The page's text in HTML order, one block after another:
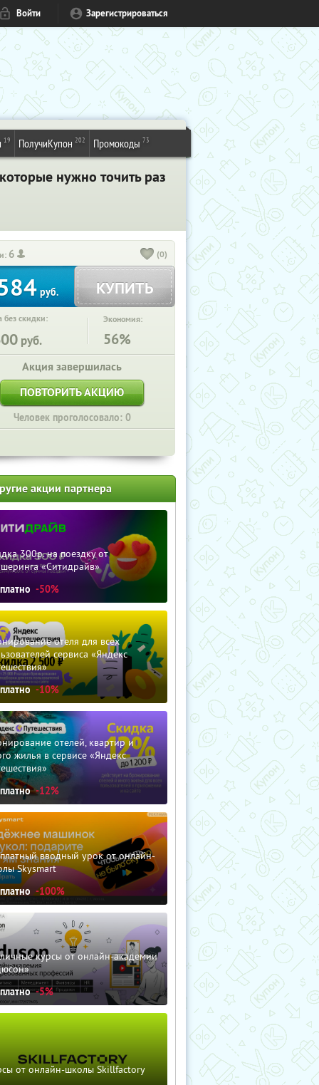
Войти Зарегистрироваться
19 ПолучиКупон 202 Промокоды 73
нужно точить раз
6 (0)
руб. КУПИТЬ
без скидки:
руб.
Экономия:
56%
Акция завершилась
ПОВТОРИТЬ АКЦИЮ
Человек проголосовало: 0
акции партнера
300р. на поездку от
«Ситидрайв»
-50%
отеля для всех
сервиса «Яндекс
-10%
отелей, квартир и
жилья в сервисе «Яндекс
-12%
вводный урок от онлайн-
Skysmart
-100%
курсы от онлайн-академии
-5%
от онлайн-школы Skillfactory